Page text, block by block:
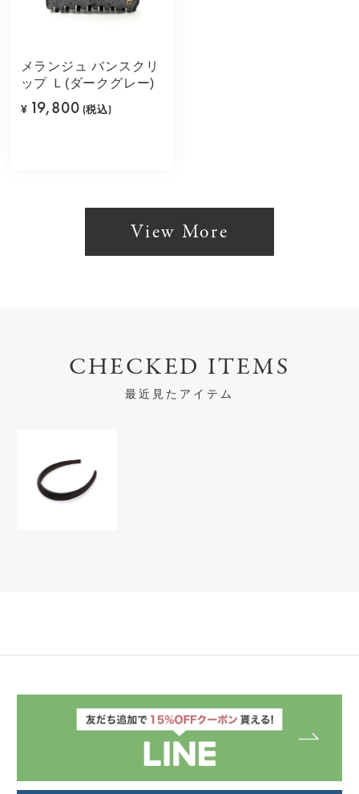
メランジュ バンスクリ
ップ Ｌ(ダークグレー)
¥ 19,800 (税込)
View More
CHECKED ITEMS
最近見たアイテム